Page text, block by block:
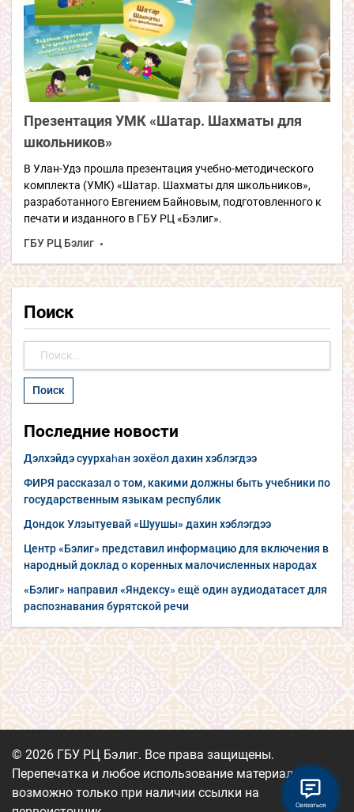
Презентация УМК «Шатар. Шахматы для
школьников»
В Улан-Удэ прошла презентация учебно-методического
комплекта (УМК) «Шатар. Шахматы для школьников»,
разработанного Евгением Байновым, подготовленного к
печати и изданного в ГБУ РЦ «Бэлиг».
ГБУ РЦ Бэлиг
Поиск
Последние новости
Дэлхэйдэ суурхаһан зохёол дахин хэблэгдээ
ФИРЯ рассказал о том, какими должны быть учебники по
государственным языкам республик
Дондок Улзытуевай «Шуушы» дахин хэблэгдээ
Центр «Бэлиг» представил информацию для включения в
народный доклад о коренных малочисленных народах
«Бэлиг» направил «Яндексу» ещё один аудиодатасет для
распознавания бурятской речи
© 2026 ГБУ РЦ Бэлиг. Все права защищены.
Перепечатка и любое использование материалов
возможно только при наличии ссылки на
Связаться